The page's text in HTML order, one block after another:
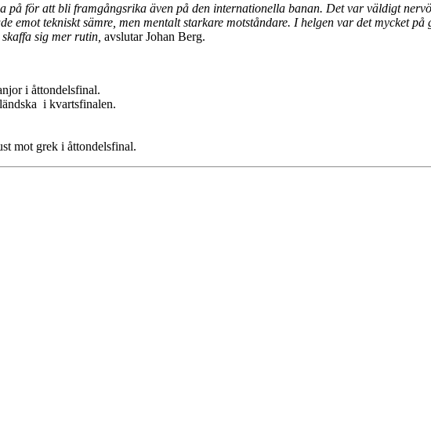
för att bli framgångsrika även på den internationella banan. Det var väldigt
emot tekniskt sämre, men mentalt starkare motståndare. I helgen var det mycket
sig mer rutin, avslutar Johan Berg.
i åttondelsfinal.
i kvartsfinalen.
mot grek i åttondelsfinal.